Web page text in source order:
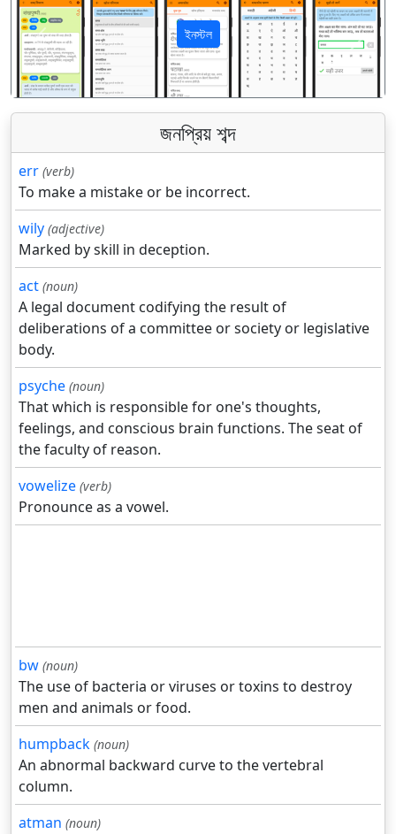
ইনস্টল
पिछला अगला
জনপ্রিয় শব্দ
err (verb)
To make a mistake or be incorrect.
wily (adjective)
Marked by skill in deception.
act (noun)
A legal document codifying the result of
deliberations of a committee or society or legislative
body.
psyche (noun)
That which is responsible for one's thoughts,
feelings, and conscious brain functions. The seat of
the faculty of reason.
vowelize (verb)
Pronounce as a vowel.
bw (noun)
The use of bacteria or viruses or toxins to destroy
men and animals or food.
humpback (noun)
An abnormal backward curve to the vertebral
column.
atman (noun)